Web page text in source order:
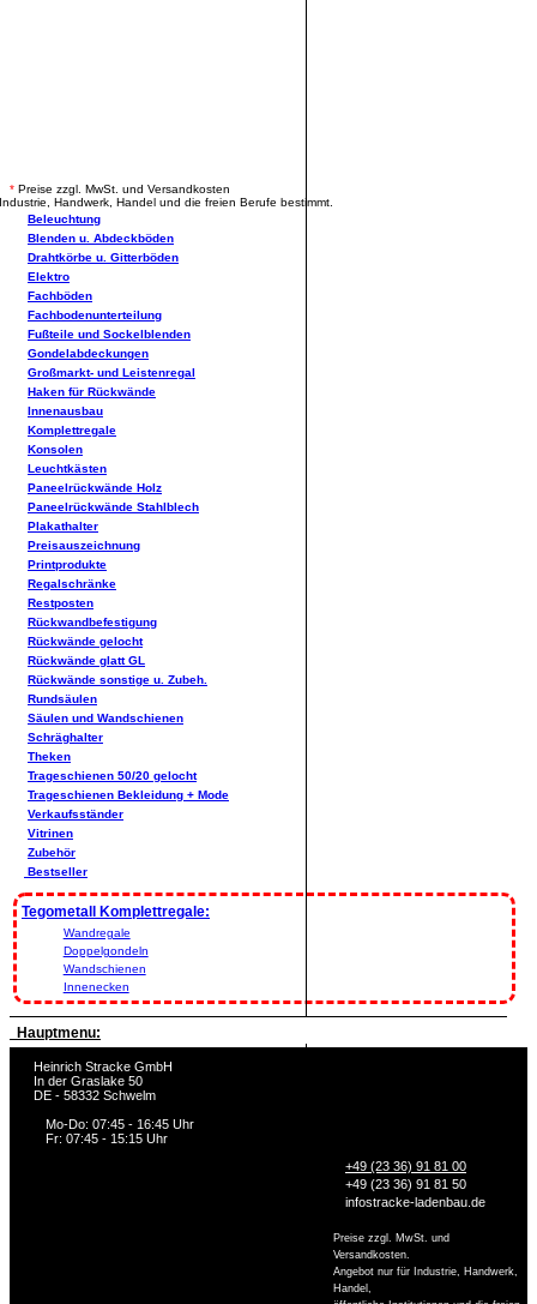
* Preise zzgl. MwSt. und Versandkosten
Handwerk, Handel und die freien Berufe bestimmt.
Beleuchtung
Blenden u. Abdeckböden
Drahtkörbe u. Gitterböden
Elektro
Fachböden
Fachbodenunterteilung
Fußteile und Sockelblenden
Gondelabdeckungen
Großmarkt- und Leistenregal
Haken für Rückwände
Innenausbau
Komplettregale
Konsolen
Leuchtkästen
Paneelrückwände Holz
Paneelrückwände Stahlblech
Plakathalter
Preisauszeichnung
Printprodukte
Regalschränke
Restposten
Rückwandbefestigung
Rückwände gelocht
Rückwände glatt GL
Rückwände sonstige u. Zubeh.
Rundsäulen
Säulen und Wandschienen
Schräghalter
Theken
Trageschienen 50/20 gelocht
Trageschienen Bekleidung + Mode
Verkaufsständer
Vitrinen
Zubehör
Bestseller
Tegometall Komplettregale:
Wandregale
Doppelgondeln
Wandschienen
Innenecken
Hauptmenu:
Heinrich Stracke GmbH
In der Graslake 50
DE - 58332 Schwelm
Mo-Do: 07:45 - 16:45 Uhr
Fr: 07:45 - 15:15 Uhr
+49 (23 36) 91 81 00
+49 (23 36) 91 81 50
infostracke-ladenbau.de
Preise zzgl. MwSt. und
Versandkosten.
Angebot nur für Industrie, Handwerk,
Handel,